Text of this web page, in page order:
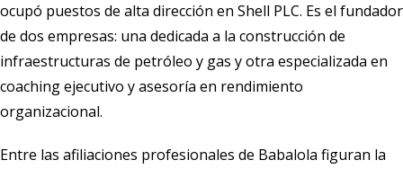
ocupó puestos de alta dirección en Shell PLC. Es el fundador
de dos empresas: una dedicada a la construcción de
infraestructuras de petróleo y gas y otra especializada en
coaching ejecutivo y asesoría en rendimiento
organizacional.
Entre las afiliaciones profesionales de Babalola figuran la